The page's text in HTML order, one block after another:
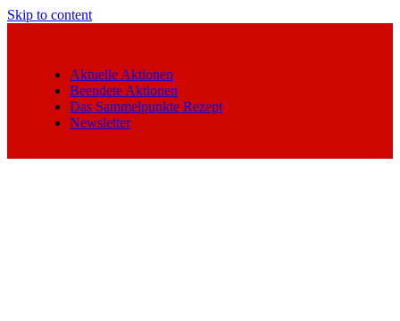
Skip to content
Aktuelle Aktionen
Beendete Aktionen
Das Sammelpunkte Rezept
Newsletter